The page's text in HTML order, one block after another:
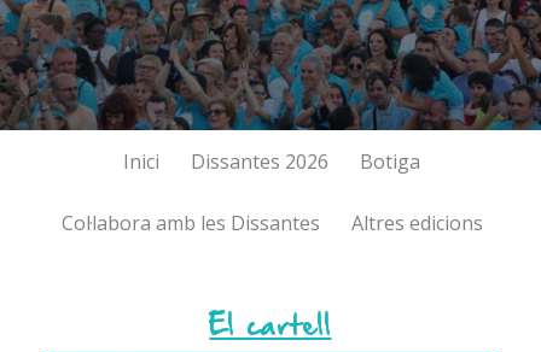
Inici Dissantes 2026 Botiga
Col·labora amb les Dissantes Altres edicions
El cartell